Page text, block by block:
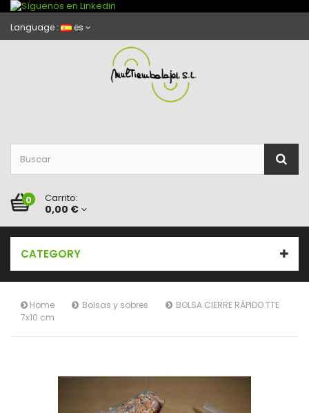
Language : es
0 Carrito:
0,00 €
CATEGORY
Home Bolsas y sobres
BOLSA CIERRE RÁPIDO TTE
7x10 cm